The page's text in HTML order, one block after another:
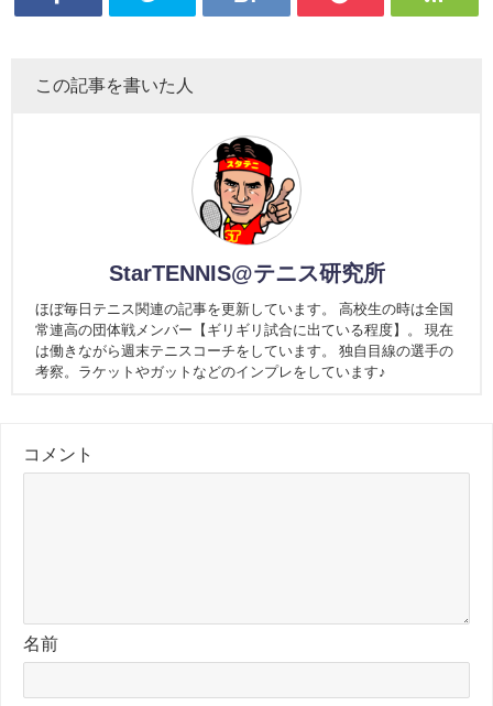
この記事を書いた人
StarTENNIS@テニス研究所
ほぼ毎日テニス関連の記事を更新しています。 高校生の時は全国
常連高の団体戦メンバー【ギリギリ試合に出ている程度】。 現在
は働きながら週末テニスコーチをしています。 独自目線の選手の
考察。ラケットやガットなどのインプレをしています♪
コメント
名前